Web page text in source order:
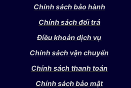
Chính sách bảo hành
Chính sách đổi trả
Điều khoản dịch vụ
Chính sách vận chuyển
Chính sách thanh toán
Chính sách bảo mật